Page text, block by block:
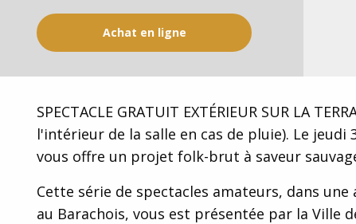
Achat en ligne
SPECTACLE GRATUIT EXTÉRIEUR SUR LA
l'intérieur de la salle en cas de pluie). Le jeudi
vous offre un projet folk-brut à saveur
Cette série de spectacles amateurs, dans
au Barachois, vous est présentée par la Ville